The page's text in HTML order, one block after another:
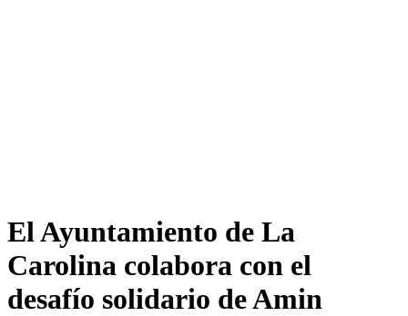
El Ayuntamiento de La
Carolina colabora con el
desafío solidario de Amin